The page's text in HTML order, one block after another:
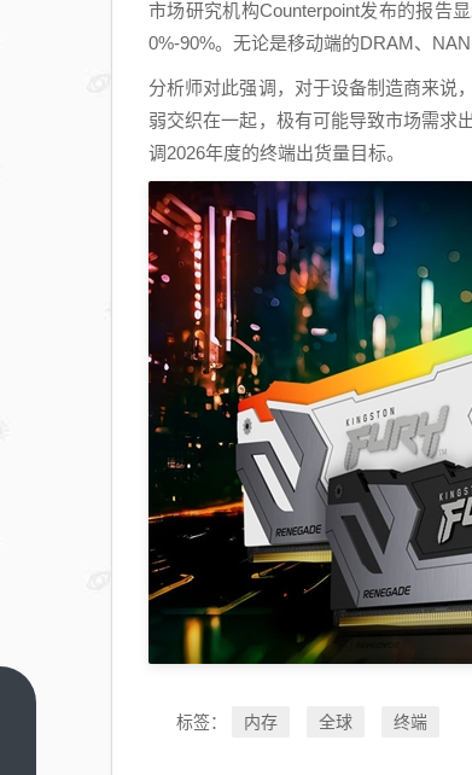
市场研究机构Counterpoint发布的报告
0%-90%。无论是移动端的DRAM、
分析师对此强调，对于设备制造商来说
弱交织在一起，极有可能导致市场需求
调2026年度的终端出货量目标。
标签： 内存 全球 终端